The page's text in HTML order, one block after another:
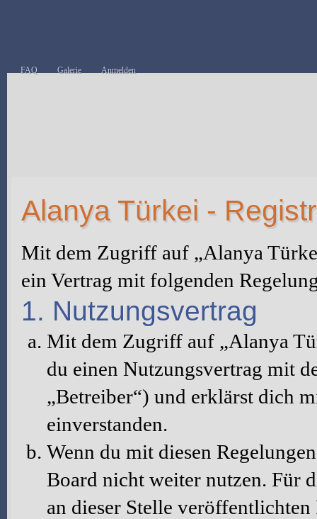
FAQ Galerie Anmelden
Alanya Türkei -
Mit dem Zugriff auf „Alanya
ein Vertrag mit folgenden
1. Nutzungsvertrag
Mit dem Zugriff auf „Alanya
du einen Nutzungsvertrag mit
„Betreiber“) und erklärst dich
einverstanden.
Wenn du mit diesen
Board nicht weiter nutzen. Für
an dieser Stelle veröffentlichten